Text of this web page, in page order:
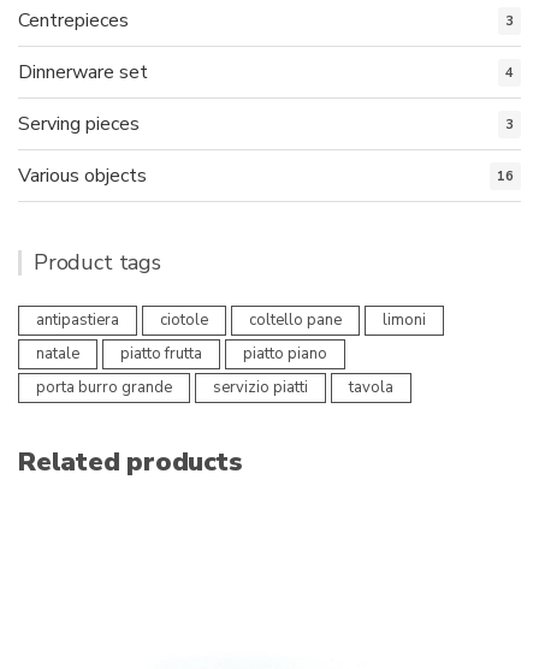
Centrepieces 3
Dinnerware set 4
Serving pieces 3
Various objects 16
Product tags
antipastiera ciotole coltello pane
limoni
natale
piatto frutta
piatto piano
porta burro grande
servizio piatti tavola
Related products